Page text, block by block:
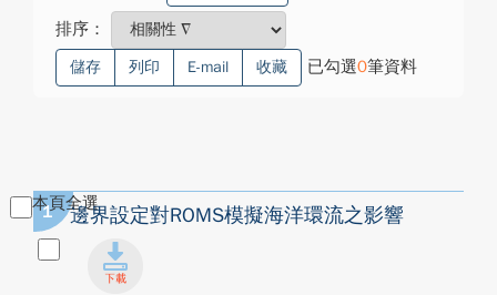
排序：
儲存 列印 E-mail 收藏 已勾選0筆資料
本頁全選
1 邊界設定對ROMS模擬海洋環流之影響